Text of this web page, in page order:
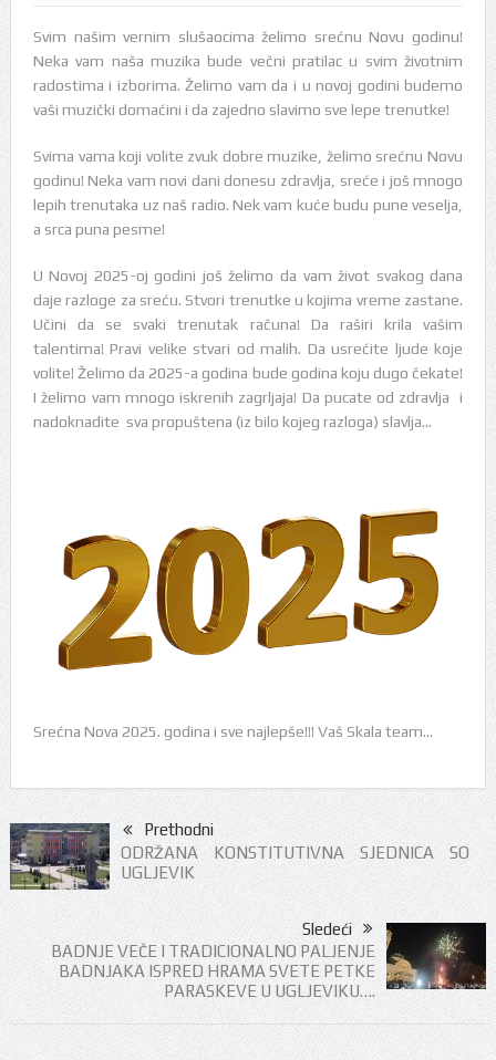
Svim našim vernim slušaocima želimo srećnu Novu godinu!
Neka vam naša muzika bude večni pratilac u svim životnim
radostima i izborima. Želimo vam da i u novoj godini budemo
vaši muzički domaćini i da zajedno slavimo sve lepe trenutke!
Svima vama koji volite zvuk dobre muzike, želimo srećnu Novu
godinu! Neka vam novi dani donesu zdravlja, sreće i još mnogo
lepih trenutaka uz naš radio. Nek vam kuće budu pune veselja,
a srca puna pesme!
U Novoj 2025-oj godini još želimo da vam život svakog dana
daje razloge za sreću. Stvori trenutke u kojima vreme zastane.
Učini da se svaki trenutak računa! Da raširi krila vašim
talentima! Pravi velike stvari od malih. Da usrećite ljude koje
volite! Želimo da 2025-a godina bude godina koju dugo čekate!
I želimo vam mnogo iskrenih zagrljaja! Da pucate od zdravlja i
nadoknadite sva propuštena (iz bilo kojeg razloga) slavlja…
Srećna Nova 2025. godina i sve najlepše!!! Vaš Skala team…
Prethodni
ODRŽANA KONSTITUTIVNA SJEDNICA SO
UGLJEVIK
Sledeći
BADNJE VEČE I TRADICIONALNO PALJENJE
BADNJAKA ISPRED HRAMA SVETE PETKE
PARASKEVE U UGLJEVIKU….